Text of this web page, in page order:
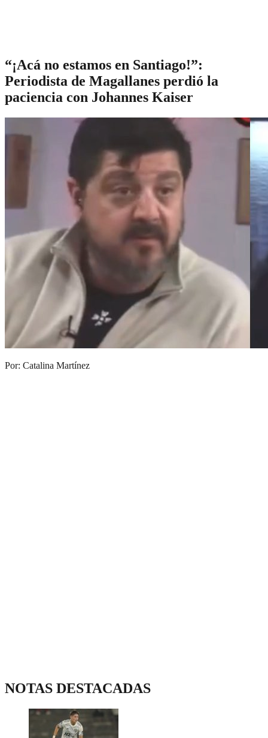
“¡Acá no estamos en Santiago!”:
Periodista de Magallanes perdió la
paciencia con Johannes Kaiser
Por: Catalina Martínez
NOTAS DESTACADAS